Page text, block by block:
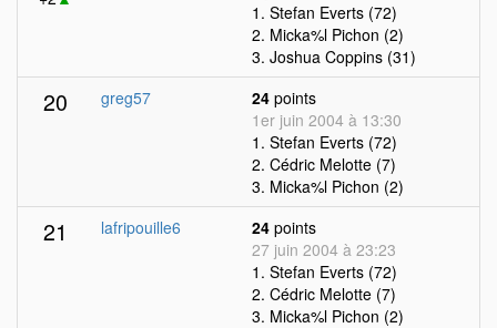
1. Stefan Everts (72)
2. Micka%l Pichon (2)
3. Joshua Coppins (31)
20 greg57 24 points
1er juin 2004 à 13:30
1. Stefan Everts (72)
2. Cédric Melotte (7)
3. Micka%l Pichon (2)
21 lafripouille6 24 points
27 juin 2004 à 23:23
1. Stefan Everts (72)
2. Cédric Melotte (7)
3. Micka%l Pichon (2)